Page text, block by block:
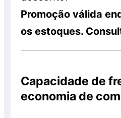
Promoção válida
os estoques.
Capacidade de
economia de